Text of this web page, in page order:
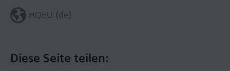
Diese Seite teilen:
HQEU (de)